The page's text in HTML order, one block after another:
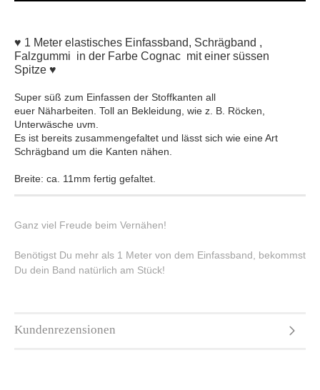
♥ 1 Meter elastisches Einfassband, Schrägband ,
Falzgummi in der Farbe Cognac mit einer süssen
Spitze ♥
Super süß zum Einfassen der Stoffkanten all
euer Näharbeiten. Toll an Bekleidung, wie z. B. Röcken,
Unterwäsche uvm.
Es ist bereits zusammengefaltet und lässt sich wie eine Art
Schrägband um die Kanten nähen.
Breite: ca. 11mm fertig gefaltet.
Ganz viel Freude beim Vernähen!
Benötigst Du mehr als 1 Meter von dem Einfassband, bekommst
Du dein Band natürlich am Stück!
Kundenrezensionen